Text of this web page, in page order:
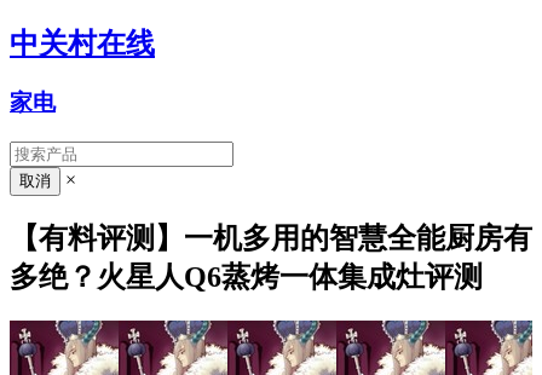
中关村在线
家电
×
【有料评测】一机多用的智慧全能厨房有
多绝？火星人Q6蒸烤一体集成灶评测